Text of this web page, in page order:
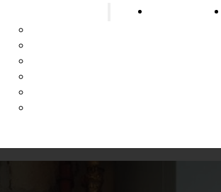
Bad-Sanierung